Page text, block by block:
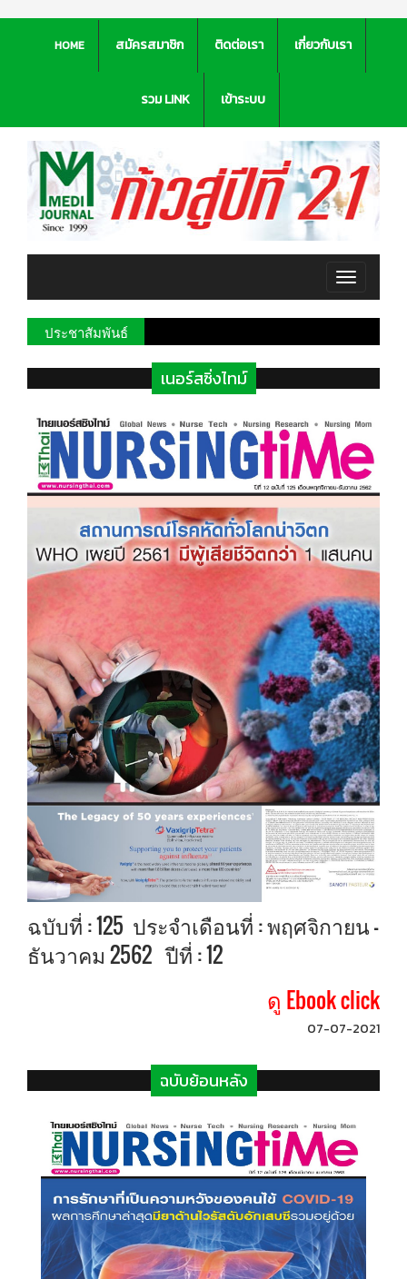
HOME สมัครสมาชิก ติดต่อเรา เกี่ยวกับเรา
รวม LINK เข้าระบบ
Toggle
navigation
ประชาสัมพันธ์
เนอร์สซิ่งไทม์
ฉบับที่ : 125 ประจำเดือนที่ : พฤศจิกายน -
ธันวาคม 2562 ปีที่ : 12
ดู Ebook click
07-07-2021
ฉบับย้อนหลัง